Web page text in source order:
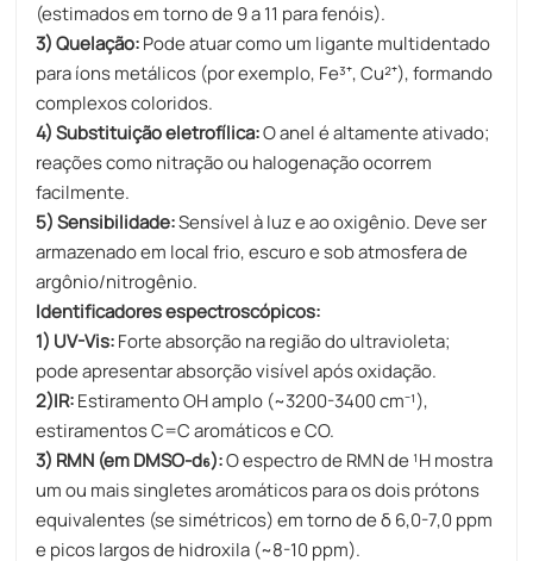
(estimados em torno de 9 a 11 para fenóis).
3) Quelação:Pode atuar como um ligante multidentado
para íons metálicos (por exemplo, Fe³⁺, Cu²⁺), formando
complexos coloridos.
4) Substituição eletrofílica:O anel é altamente ativado;
reações como nitração ou halogenação ocorrem
facilmente.
5) Sensibilidade:Sensível à luz e ao oxigênio. Deve ser
armazenado em local frio, escuro e sob atmosfera de
argônio/nitrogênio.
Identificadores espectroscópicos:
1) UV-Vis:Forte absorção na região do ultravioleta;
pode apresentar absorção visível após oxidação.
2)IR:​Estiramento OH amplo (~3200-3400 cm⁻¹),
estiramentos C=C aromáticos e CO.
3) RMN (em DMSO-d₆):O espectro de RMN de ¹H mostra
um ou mais singletes aromáticos para os dois prótons
equivalentes (se simétricos) em torno de δ 6,0-7,0 ppm
e picos largos de hidroxila (~8-10 ppm).